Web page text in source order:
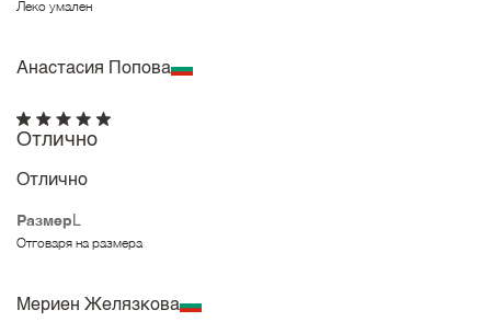
Леко умален
Анастасия Попова
Размер L
Отговаря на размера
Отлично
Отлично
Мериен Желязкова